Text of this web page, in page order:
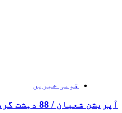
قومی خبریں
آپریشن شعبان / 88 دہشت گرد ہلاک